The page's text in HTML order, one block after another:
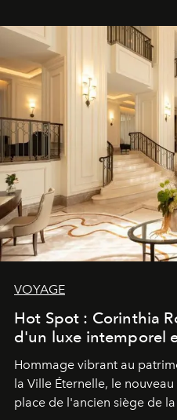
VOYAGE
Hot Spot : Corinthia
d'un luxe intemporel
Hommage vibrant au
la Ville Éternelle, le
place de l'ancien siège de